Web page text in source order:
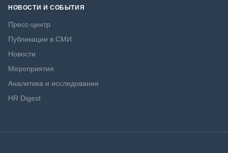
НОВОСТИ И СОБЫТИЯ
Пресс-центр
Публикации в СМИ
Новости
Мероприятия
Аналитика и исследования
HR Digest